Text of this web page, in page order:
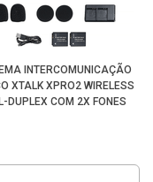
INTERCOMUNICAÇÃO
XTALK XPRO2 WIRELESS
DUPLEX COM 2X FONES